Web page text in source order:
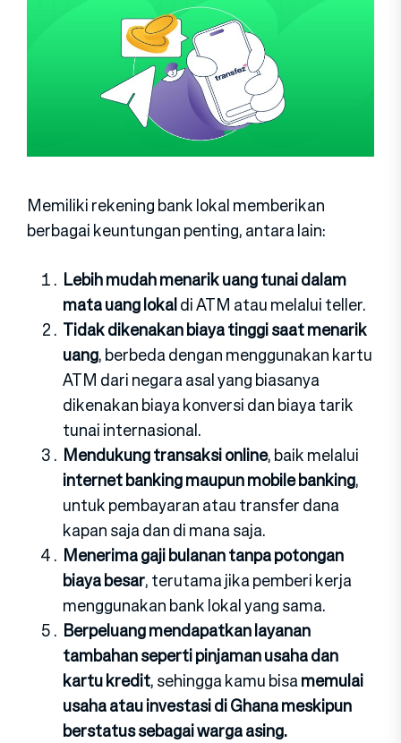
Memiliki rekening bank lokal memberikan
berbagai keuntungan penting, antara lain:
Lebih mudah menarik uang tunai dalam
mata uang lokaldi ATM atau melalui teller.
Tidak dikenakan biaya tinggi saat menarik
uang, berbeda dengan menggunakan kartu
ATM dari negara asal yang biasanya
dikenakan biaya konversi dan biaya tarik
tunai internasional.
Mendukung transaksi online, baik melalui
internet banking maupun mobile banking,
untuk pembayaran atau transfer dana
kapan saja dan di mana saja.
Menerima gaji bulanan tanpa potongan
biaya besar, terutama jika pemberi kerja
menggunakan bank lokal yang sama.
Berpeluang mendapatkan layanan
tambahan seperti pinjaman usaha dan
kartu kredit, sehingga kamu bisamemulai
usaha atau investasi di Ghana meskipun
berstatus sebagai warga asing.